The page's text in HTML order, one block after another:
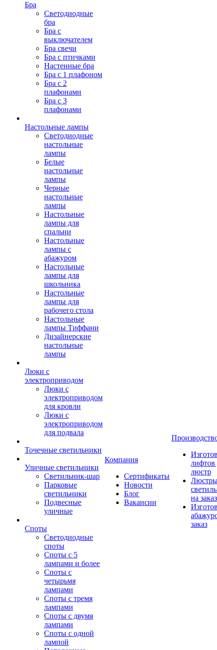
Бра
Светодиодные
бра
Бра с
выключателем
Бра свечи
Бра с птичками
Настенные бра
Бра с 1 плафоном
Бра с 2
плафонами
Бра с 3
плафонами
Настольные лампы
Светодиодные
настольные
лампы
Белые
настольные
лампы
Черные
настольные
лампы
Настольные
лампы для
спальни
Настольные
лампы с
абажуром
Настольные
лампы для
школьника
Настольные
лампы для
рабочего стола
Настольные
лампы Тиффани
Дизайнерские
настольные
лампы
Люки с
электроприводом
Люки с
электроприводом
для кровли
Люки с
электроприводом
для подвала
Точечные светильники
Уличные светильники
Светильник-шар
Парковые
светильники
Подвесные
уличные
Споты
Светодиодные
споты
Споты с 5
лампами и более
Споты с
четырьмя
лампами
Споты с тремя
лампами
Споты с двумя
лампами
Споты с одной
лампой
Компания
Сертификаты
Новости
Блог
Вакансии
лифтов
люстр
на заказ
заказ